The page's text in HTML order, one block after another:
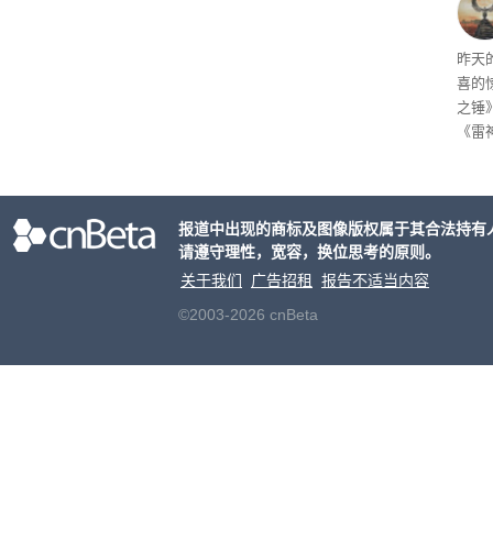
着——
线
昨天
喜的
之锤
《
报道中出现的商标及图像版权属于其合法持
请遵守理性，宽容，换位思考的原则。
关于我们
广告招租
报告不适当内容
©2003-2026 cnBeta